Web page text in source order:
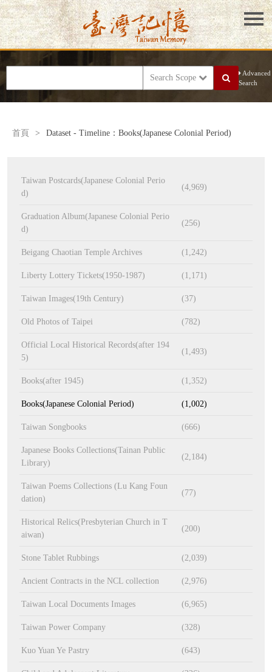
Search Scope
Advanced
Search
首頁 > Dataset - Timeline：Books(Japanese Colonial Period)
Taiwan Postcards(Japanese Colonial Perio
d)
(4,969)
Graduation Album(Japanese Colonial Perio
d)
(256)
Beigang Chaotian Temple Archives (1,242)
Liberty Lottery Tickets(1950-1987) (1,171)
Taiwan Images(19th Century) (37)
Old Photos of Taipei (782)
Official Local Historical Records(after 194
5)
(1,493)
Books(after 1945) (1,352)
Books(Japanese Colonial Period) (1,002)
Taiwan Songbooks (666)
Japanese Books Collections(Tainan Public
Library)
(2,184)
Taiwan Poems Collections (Lu Kang Foun
dation)
(77)
Historical Relics(Presbyterian Church in T
aiwan)
(200)
Stone Tablet Rubbings (2,039)
Ancient Contracts in the NCL collection (2,976)
Taiwan Local Documents Images (6,965)
Taiwan Power Company (328)
Kuo Yuan Ye Pastry (643)